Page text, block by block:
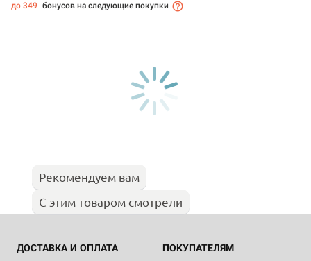
до 349 бонусов на следующие покупки
Рекомендуем вам
С этим товаром смотрели
ДОСТАВКА И ОПЛАТА ПОКУПАТЕЛЯМ